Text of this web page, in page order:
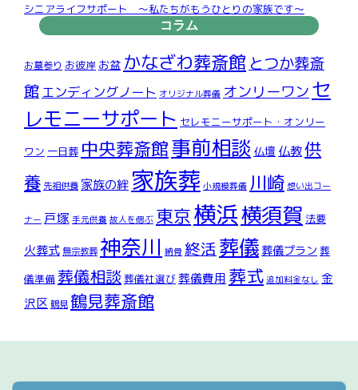
シニアライフサポート ～私たちがもうひとりの家族です～
コラム
お墓参り お彼岸 お盆 かなざわ葬斎館 とつか葬斎
館 エンディングノート オリジナル葬儀 オンリーワン セ
レモニーサポート セレモニーサポート・オンリー
ワン 一日葬 中央葬斎館事前相談 仏壇 仏教供
養 先祖供養 家族の絆 家族葬 小規模葬儀 川崎 想い出コー
ナー 戸塚 手元供養 故人を偲ぶ 東京横浜横須賀 法要
火葬式無宗教葬 神奈川 納骨 終活葬儀 葬儀プラン 葬
儀準備 葬儀相談 葬儀社選び 葬儀費用 葬式 追加料金なし 金
沢区 鶴見 鶴見葬斎館